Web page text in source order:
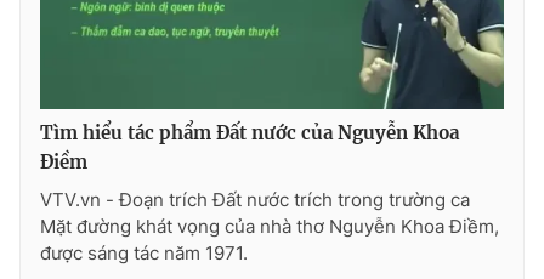
Photo Infographic
Shorts video
VTV Money
VTV Sức khoẻ Bất động sản
Tìm hiểu tác phẩm Đất nước của Nguyễn Khoa
Điềm
VTV.vn - Đoạn trích Đất nước trích trong trường ca
Mặt đường khát vọng của nhà thơ Nguyễn Khoa Điềm,
được sáng tác năm 1971.